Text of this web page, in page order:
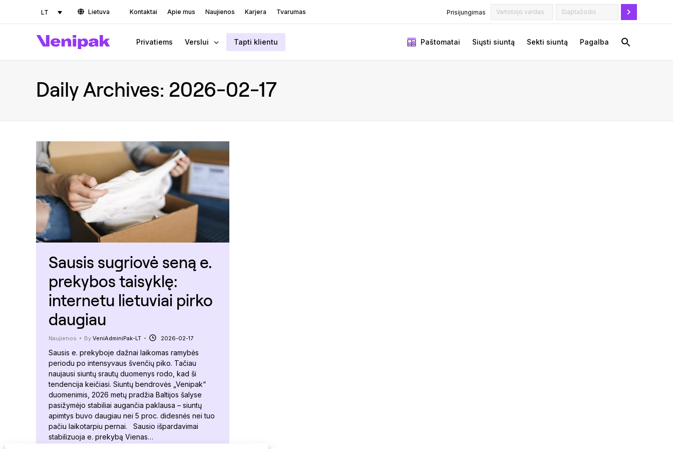
LT Lietuva Kontaktai Apie mus Naujienos Karjera Tvarumas Prisijungimas
Privatiems Verslui Tapti klientu Paštomatai Siųsti siuntą Sekti siuntą Pagalba
Daily Archives: 2026-02-17
Sausis sugriovė seną e.
prekybos taisyklę:
internetu lietuviai pirko
daugiau
Naujienos By VeniAdminiPak-LT 2026-02-17
Sausis e. prekyboje dažnai laikomas ramybės
periodu po intensyvaus švenčių piko. Tačiau
naujausi siuntų srautų duomenys rodo, kad ši
tendencija keičiasi. Siuntų bendrovės „Venipak“
duomenimis, 2026 metų pradžia Baltijos šalyse
pasižymėjo stabiliai augančia paklausa – siuntų
apimtys buvo daugiau nei 5 proc. didesnės nei tuo
pačiu laikotarpiu pernai. Sausio išpardavimai
stabilizuoja e. prekybą Vienas…